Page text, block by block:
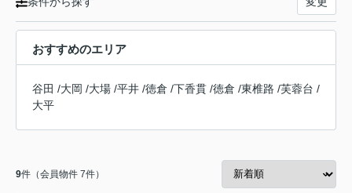
おすすめのエリア
谷田 /大岡 /大場 /平井 /徳倉 /下香貫 /徳倉 /東椎路 /芙蓉台 /
大平
9件（会員物件 7件）